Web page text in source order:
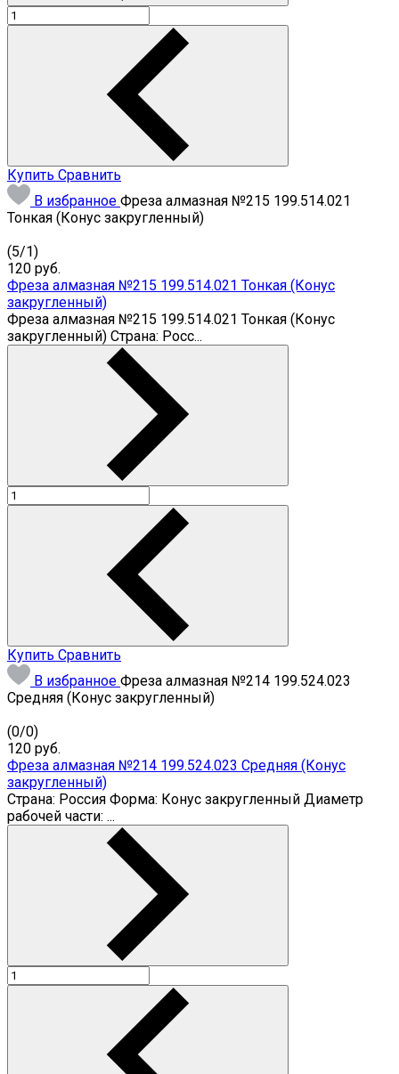
Купить Сравнить
В избранное Фреза алмазная №215 199.514.021
Тонкая (Конус закругленный)
(5/1)
120 руб.
Фреза алмазная №215 199.514.021 Тонкая (Конус
закругленный)
Фреза алмазная №215 199.514.021 Тонкая (Конус
закругленный) Страна: Росс...
Купить Сравнить
В избранное Фреза алмазная №214 199.524.023
Средняя (Конус закругленный)
(0/0)
120 руб.
Фреза алмазная №214 199.524.023 Средняя (Конус
закругленный)
Страна: Россия Форма: Конус закругленный Диаметр
рабочей части: ...